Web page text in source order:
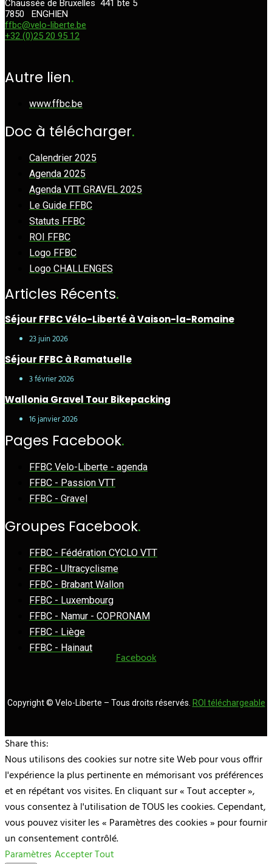
Chaussée de Bruxelles 441 bte 5
7850 ENGHIEN
ffbc@velo-liberte.be
+32 (0)25 20 95 12
Autre lien.
www.ffbc.be
Doc à télécharger.
Calendrier 2025
Agenda 2025
Agenda VTT GRAVEL 2025
Le Guide FFBC
Statuts FFBC
ROI FFBC
Logo FFBC
Logo CHALLENGES
Articles Récents.
Séjour FFBC Vélo-Liberté à Vaison-la-Romaine
23 juin 2026
Séjour FFBC à Ramatuelle
3 février 2026
Wallonia Gravel Tour Bikepacking
16 janvier 2026
Pages Facebook.
FFBC Velo-Liberte - agenda
FFBC - Passion VTT
FFBC - Gravel
Groupes Facebook.
FFBC - Fédération CYCLO VTT
FFBC - Ultracyclisme
FFBC - Brabant Wallon
FFBC - Luxembourg
FFBC - Namur - COPRONAM
FFBC - Liège
FFBC - Hainaut
Facebook
Copyright © Velo-Liberte – Tous droits réservés. ROI téléchargeable
Share this:
Nous utilisons des cookies sur notre site Web pour vous offrir
l'expérience la plus pertinente en mémorisant vos préférences
et en répétant vos visites. En cliquant sur « Tout accepter »,
vous consentez à l'utilisation de TOUS les cookies. Cependant,
vous pouvez visiter les « Paramètres des cookies » pour fournir
un consentement contrôlé.
Paramètres Accepter Tout